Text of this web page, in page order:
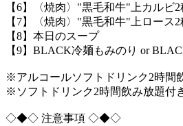
【6】〈焼肉〉"黒毛和牛"上カルビ2
【7】〈焼肉〉"黒毛和牛"上ロース2
【8】本日のスープ
【9】BLACK冷麺もみのり or
※アルコールソフトドリンク2時間
※ソフトドリンク2時間飲み放題付
◇◆◇ 注意事項 ◇◆◇